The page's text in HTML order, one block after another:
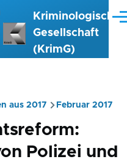
Kriminologische
Gesellschaft
(KrimG)
aus 2017 Februar 2017
Polizei und